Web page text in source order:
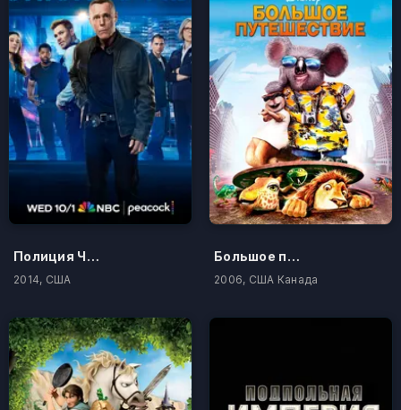
Полиция Чикаго
2014, США
Большое путешествие
2006, США Канада